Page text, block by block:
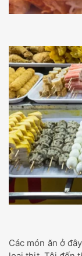
Các món ăn ở